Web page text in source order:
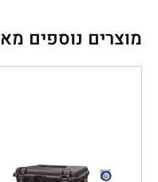
מוצרים נוספים